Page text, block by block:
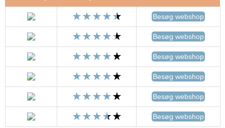
Besøg webshop
Besøg webshop
Besøg webshop
Besøg webshop
Besøg webshop
Besøg webshop